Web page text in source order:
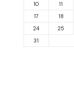
10
11
17
18
24
25
31